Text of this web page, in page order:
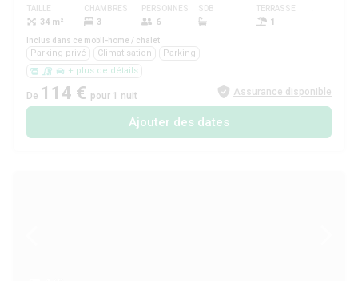
TAILLE
34 m²
CHAMBRES
3
PERSONNES
6
SDB TERRASSE
1
Inclus dans ce mobil-home / chalet
Parking privé Climatisation
Parking
+ plus de détails
De 114 € pour 1 nuit Assurance disponible
Ajouter des dates